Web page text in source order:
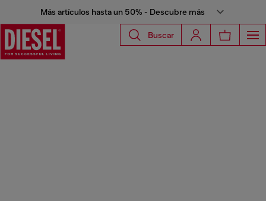
Más artículos hasta un 50% - Descubre más
Buscar